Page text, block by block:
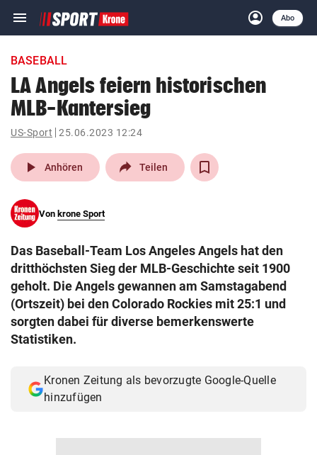
menu Navigation
ein-/ausklappen
account_circle
Anmelden
Abo
close Schließen
account_circle Anmelden
pin_drop
Wien arrow_right
search
eingeben
© Krone Multimedia GmbH & Co KG 2026
Muthgasse 2, 1190 Wien
BASEBALL
LA Angels feiern historischen
MLB-Kantersieg
US-Sport 25.06.2023 12:24
play_arrow Anhören Teilen
Von krone Sport
Das Baseball-Team Los Angeles Angels hat den
dritthöchsten Sieg der MLB-Geschichte seit 1900
geholt. Die Angels gewannen am Samstagabend
(Ortszeit) bei den Colorado Rockies mit 25:1 und
sorgten dabei für diverse bemerkenswerte
Statistiken.
Kronen Zeitung als bevorzugte Google-Quelle
hinzufügen